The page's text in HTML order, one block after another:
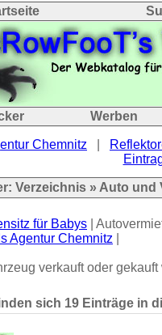
Werben
Chemnitz
Verzeichnis » Auto und
für Babys |
Agentur Chemnitz
verkauft oder
sich 19 Einträge in